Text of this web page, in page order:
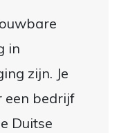
in
zijn. Je
een bedrijf
Duitse